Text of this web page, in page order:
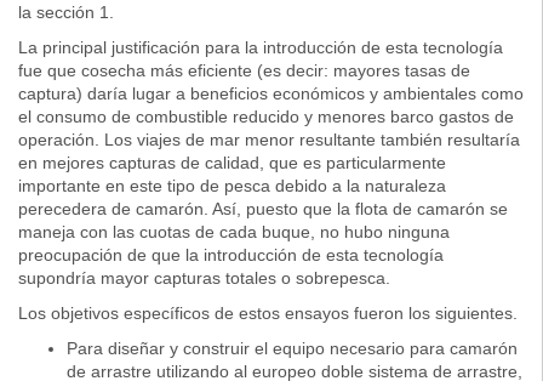
la sección 1.
La principal justificación para la introducción de esta tecnología
fue que cosecha más eficiente (es decir: mayores tasas de
captura) daría lugar a beneficios económicos y ambientales como
el consumo de combustible reducido y menores barco gastos de
operación. Los viajes de mar menor resultante también resultaría
en mejores capturas de calidad, que es particularmente
importante en este tipo de pesca debido a la naturaleza
perecedera de camarón. Así, puesto que la flota de camarón se
maneja con las cuotas de cada buque, no hubo ninguna
preocupación de que la introducción de esta tecnología
supondría mayor capturas totales o sobrepesca.
Los objetivos específicos de estos ensayos fueron los siguientes.
Para diseñar y construir el equipo necesario para camarón
de arrastre utilizando al europeo doble sistema de arrastre,